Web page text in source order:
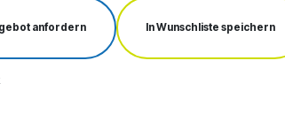
anfordern In Wunschliste speichern